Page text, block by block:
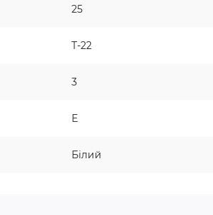
25
T-22
3
Е
Білий